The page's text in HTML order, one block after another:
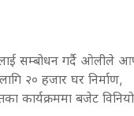
सम्बोधन गर्दै ओलीले
२० हजार घर निर्माण,
कार्यक्रममा बजेट